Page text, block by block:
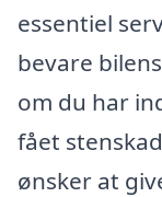
essentiel
bevare
om du har
fået
ønsker at